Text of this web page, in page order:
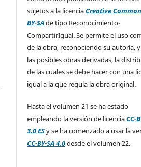
sujetos a la licenciaCreative
BY-SAde tipo Reconocimiento-
CompartirIgual. Se permite el uso
de la obra, reconociendo su autoría,
las posibles obras derivadas, la
de las cuales se debe hacer con una
igual a la que regula la obra original.
Hasta el volumen 21 se ha estado
empleando la versión de licenciaCC-
3.0 ESy se ha comenzado a usar la
CC-BY-SA 4.0desde el volumen 22.